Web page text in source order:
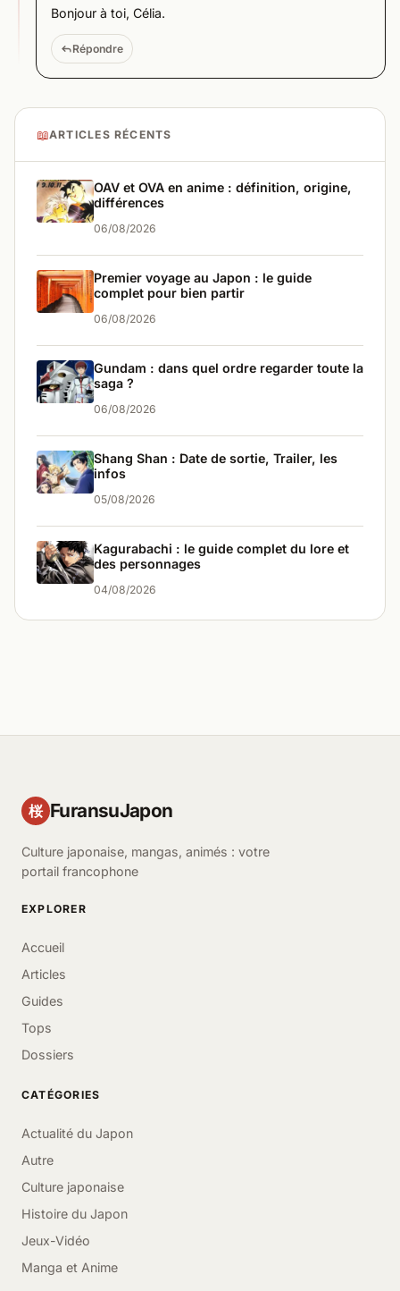
Bonjour à toi, Célia.
Répondre
📖ARTICLES RÉCENTS
OAV et OVA en anime : définition, origine,
différences
06/08/2026
Premier voyage au Japon : le guide
complet pour bien partir
06/08/2026
Gundam : dans quel ordre regarder toute la
saga ?
06/08/2026
Shang Shan : Date de sortie, Trailer, les
infos
05/08/2026
Kagurabachi : le guide complet du lore et
des personnages
04/08/2026
桜 FuransuJapon
Culture japonaise, mangas, animés : votre
portail francophone
EXPLORER
Accueil
Articles
Guides
Tops
Dossiers
CATÉGORIES
Actualité du Japon
Autre
Culture japonaise
Histoire du Japon
Jeux-Vidéo
Manga et Anime